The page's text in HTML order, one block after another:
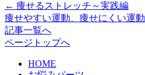
← 痩せるストレッチ～実践編
痩せやすい運動、痩せにくい運動
記事一覧へ
ページトップへ
HOME